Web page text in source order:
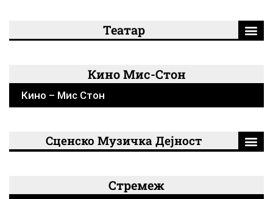
Театар
Кино Мис-Стон
Кино – Мис Стон
Сценско Музичка Дејност
Стремеж